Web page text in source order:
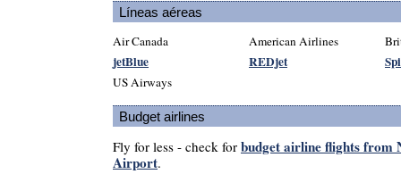
Líneas aéreas
Air Canada American Airlines
jetBlue REDjet
US Airways
Budget airlines
Fly for less - check for budget airline flights from
Airport.